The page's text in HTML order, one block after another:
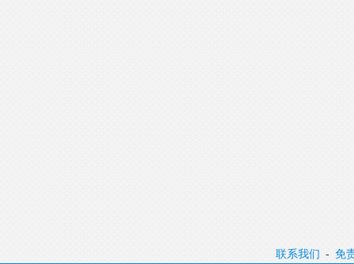
联系我们 -免